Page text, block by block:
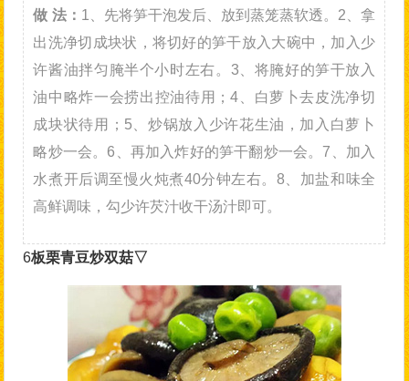
做 法： 1、先将笋干泡发后、放到蒸笼蒸软透。2、拿
出洗净切成块状，将切好的笋干放入大碗中，加入少
许酱油拌匀腌半个小时左右。3、将腌好的笋干放入
油中略炸一会捞出控油待用；4、白萝卜去皮洗净切
成块状待用；5、炒锅放入少许花生油，加入白萝卜
略炒一会。6、再加入炸好的笋干翻炒一会。7、加入
水煮开后调至慢火炖煮40分钟左右。8、加盐和味全
高鲜调味，勾少许芡汁收干汤汁即可。
6板栗青豆炒双菇▽